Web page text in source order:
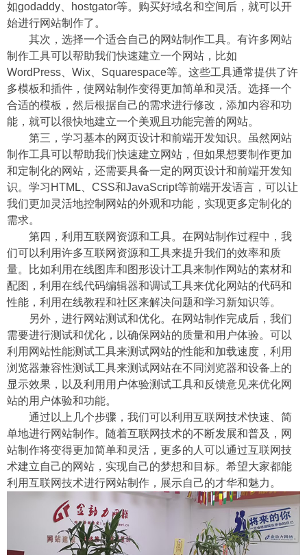
如godaddy、hostgator等。购买好域名和空间后，就可以开
始进行网站制作了。
其次，选择一个适合自己的网站制作工具。有许多网站
制作工具可以帮助我们快速建立一个网站，比如
WordPress、Wix、Squarespace等。这些工具通常提供了许
多模板和插件，使网站制作变得更加简单和灵活。选择一个
合适的模板，然后根据自己的需求进行修改，添加内容和功
能，就可以很快地建立一个美观且功能完善的网站。
第三，学习基本的网页设计和前端开发知识。虽然网站
制作工具可以帮助我们快速建立网站，但如果想要制作更加
和定制化的网站，还需要具备一定的网页设计和前端开发知
识。学习HTML、CSS和JavaScript等前端开发语言，可以让
我们更加灵活地控制网站的外观和功能，实现更多定制化的
需求。
第四，利用互联网资源和工具。在网站制作过程中，我
们可以利用许多互联网资源和工具来提升我们的效率和质
量。比如利用在线图库和图形设计工具来制作网站的素材和
配图，利用在线代码编辑器和调试工具来优化网站的代码和
性能，利用在线教程和社区来解决问题和学习新知识等。
另外，进行网站测试和优化。在网站制作完成后，我们
需要进行测试和优化，以确保网站的质量和用户体验。可以
利用网站性能测试工具来测试网站的性能和加载速度，利用
浏览器兼容性测试工具来测试网站在不同浏览器和设备上的
显示效果，以及利用用户体验测试工具和反馈意见来优化网
站的用户体验和功能。
通过以上几个步骤，我们可以利用互联网技术快速、简
单地进行网站制作。随着互联网技术的不断发展和普及，网
站制作将变得更加简单和灵活，更多的人可以通过互联网技
术建立自己的网站，实现自己的梦想和目标。希望大家都能
利用互联网技术进行网站制作，展示自己的才华和魅力。